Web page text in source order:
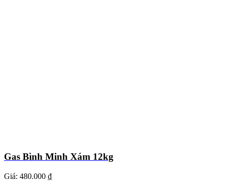
Gas Bình Minh Xám 12kg
Giá: 480.000 ₫